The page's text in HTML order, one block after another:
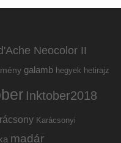
Neocolor II
galamb hegyek hetirajz
Inktober2018
Karácsonyi
madár